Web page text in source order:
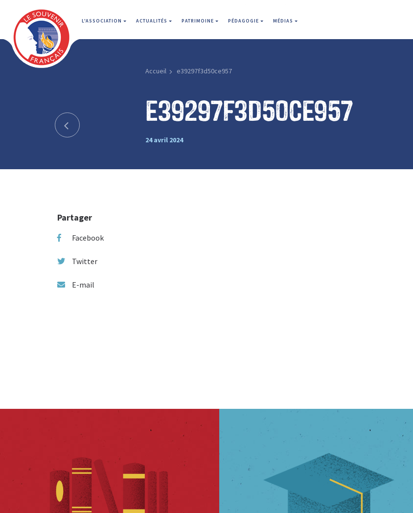
L'ASSOCIATION ACTUALITÉS PATRIMOINE PÉDAGOGIE MÉDIAS
Accueil e39297f3d50ce957
e39297f3d50ce957
24 avril 2024
Partager
Facebook
Twitter
E-mail